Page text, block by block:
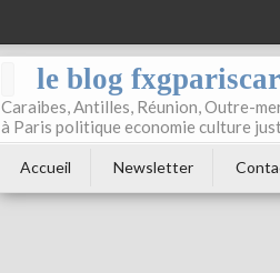
le blog
Caraibes, Antilles, Réunion, Outre-
à Paris politique economie culture
Accueil Newsletter